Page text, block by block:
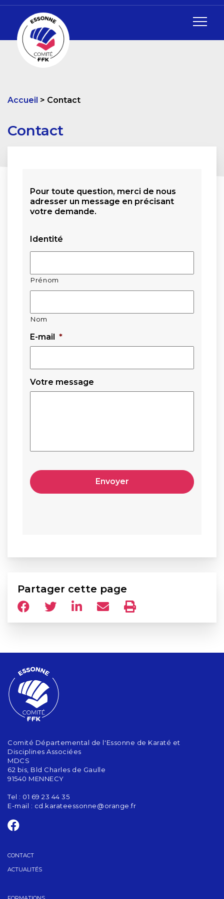
Accueil Contact
Contact
Pour toute question, merci de nous
adresser un message en précisant
votre demande.
Identité
Prénom
Nom
E-mail *
Votre message
Partager cette page
Comité Départemental de l'Essonne de Karaté et
Disciplines Associées
MDCS
62 bis, Bld Charles de Gaulle
91540 MENNECY
Tel : 01 69 23 44 35
E-mail : cd.karateessonne@orange.fr
CONTACT
ACTUALITÉS